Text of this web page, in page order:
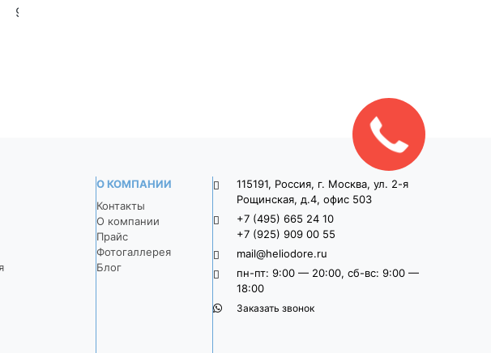
900*300*80 Темно-
О КОМПАНИИ
Контакты
О компании
Прайс
Фотогаллерея
Блог
115191, Россия, г. Москва, ул. 2-я
Рощинская, д.4, офис 503
+7 (495) 665 24 10
+7 (925) 909 00 55
mail@heliodore.ru
пн-пт: 9:00 — 20:00, сб-вс: 9:00 —
18:00
Заказать звонок
Закажите
звонок!